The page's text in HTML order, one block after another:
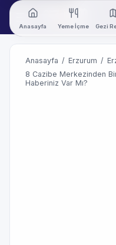
Anasayfa Yeme İçme Gezi
Anasayfa / Erzurum /
8 Cazibe Merkezinden
Haberiniz Var Mı?